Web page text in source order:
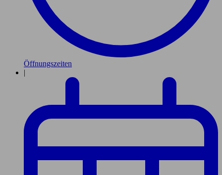
Öffnungszeiten
|